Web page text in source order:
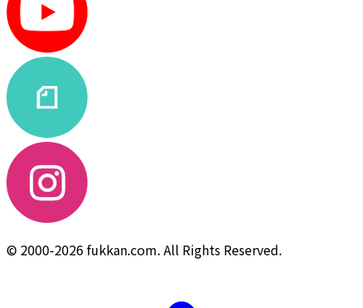
© 2000-2026 fukkan.com. All Rights Reserved.